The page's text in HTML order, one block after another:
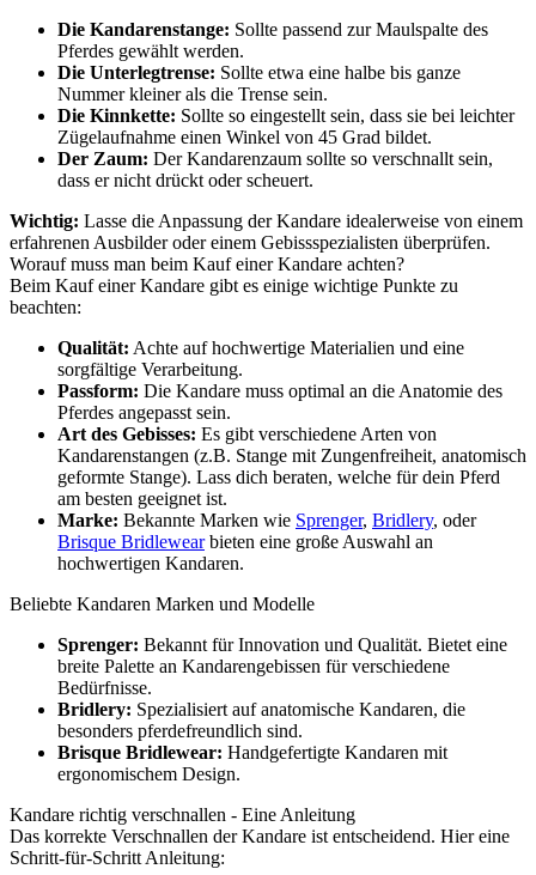
Die Kandarenstange: Sollte passend zur Maulspalte des
Pferdes gewählt werden.
Die Unterlegtrense: Sollte etwa eine halbe bis ganze
Nummer kleiner als die Trense sein.
Die Kinnkette: Sollte so eingestellt sein, dass sie bei leichter
Zügelaufnahme einen Winkel von 45 Grad bildet.
Der Zaum: Der Kandarenzaum sollte so verschnallt sein,
dass er nicht drückt oder scheuert.
Wichtig: Lasse die Anpassung der Kandare idealerweise von einem
erfahrenen Ausbilder oder einem Gebissspezialisten überprüfen.
Worauf muss man beim Kauf einer Kandare achten?
Beim Kauf einer Kandare gibt es einige wichtige Punkte zu
beachten:
Qualität: Achte auf hochwertige Materialien und eine
sorgfältige Verarbeitung.
Passform: Die Kandare muss optimal an die Anatomie des
Pferdes angepasst sein.
Art des Gebisses: Es gibt verschiedene Arten von
Kandarenstangen (z.B. Stange mit Zungenfreiheit, anatomisch
geformte Stange). Lass dich beraten, welche für dein Pferd
am besten geeignet ist.
Marke: Bekannte Marken wie Sprenger, Bridlery, oder
Brisque Bridlewearbieten eine große Auswahl an
hochwertigen Kandaren.
Beliebte Kandaren Marken und Modelle
Sprenger: Bekannt für Innovation und Qualität. Bietet eine
breite Palette an Kandarengebissen für verschiedene
Bedürfnisse.
Bridlery: Spezialisiert auf anatomische Kandaren, die
besonders pferdefreundlich sind.
Brisque Bridlewear: Handgefertigte Kandaren mit
ergonomischem Design.
Kandare richtig verschnallen - Eine Anleitung
Das korrekte Verschnallen der Kandare ist entscheidend. Hier eine
Schritt-für-Schritt Anleitung: